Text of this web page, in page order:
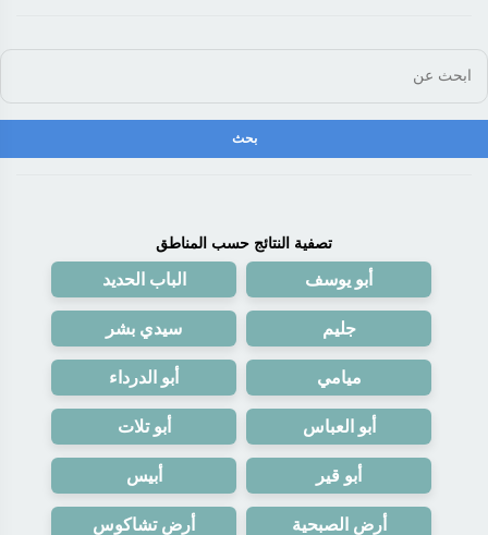
تصفية النتائج حسب المناطق
أبو يوسف الباب الحديد
جليم سيدي بشر
ميامي أبو الدرداء
أبو العباس أبو تلات
أبو قير أبيس
أرض الصبحية أرض تشاكوس